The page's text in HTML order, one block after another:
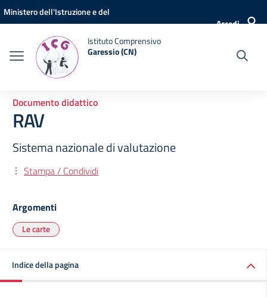
Vai ai contenuti
Vai al menu di navigazione
Vai al footer
Ministero dell'Istruzione e del
Accedi
Istituto Comprensivo
Garessio (CN)
Documento didattico
RAV
Sistema nazionale di valutazione
Stampa / Condividi
Argomenti
Le carte
Indice della pagina